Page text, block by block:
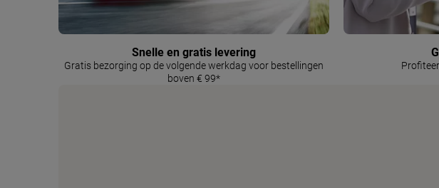
Snelle en gratis levering
Gratis bezorging op de volgende werkdag voor bestellingen
boven € 99*